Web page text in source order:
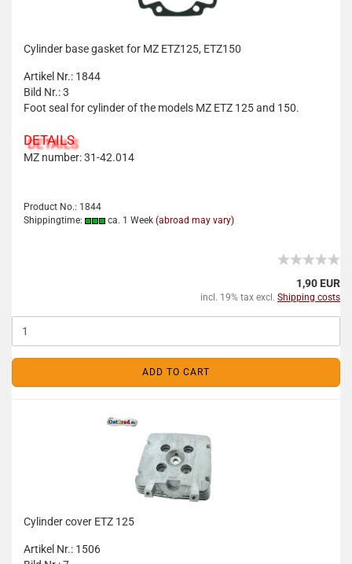
Cylinder base gasket for MZ ETZ125, ETZ150
Artikel Nr.: 1844
Bild Nr.: 3
Foot seal for cylinder of the models MZ ETZ 125 and 150.
DETAILS
MZ number: 31-42.014
Product No.: 1844
Shippingtime:
ca. 1 Week (abroad may vary)
1,90 EUR
incl. 19% tax excl. Shipping costs
ADD TO CART
Cylinder cover ETZ 125
Artikel Nr.: 1506